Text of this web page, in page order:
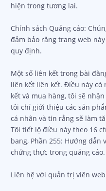
hiện trong tương lai.
Chính sách Quảng cáo:
đảm bảo rằng trang web
quy định.
Một số liên kết trong bài
liên kết liên kết. Điều này có
kết và mua hàng, tôi sẽ
tôi chỉ giới thiệu các sản
cá nhân và tin rằng sẽ làm
Tôi tiết lộ điều này theo 16
bang, Phần 255: Hướng dẫn
chứng thực trong quảng cáo.
Liên hệ với quản trị viên